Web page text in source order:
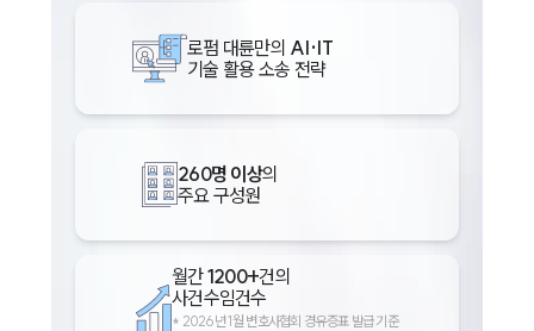
로펌 대륜만의 AI·IT
기술 활용 소송 전략
260명 이상의
주요 구성원
월간1200+건의
사건수임건수
* 2026년 1월 변호사협회 경유증표 발급 기준